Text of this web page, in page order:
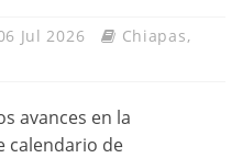
Jul 2026 Chiapas,
avances en la
calendario de